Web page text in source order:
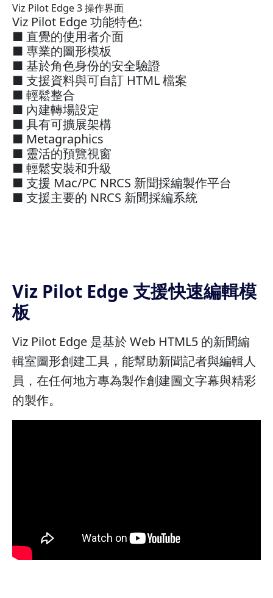
Viz Pilot Edge 3 操作界面
Viz Pilot Edge 功能特色:
■ 直覺的使用者介面
■ 專業的圖形模板
■ 基於角色身份的安全驗證
■ 支援資料與可自訂 HTML 檔案
■ 輕鬆整合
■ 內建轉場設定
■ 具有可擴展架構
■ Metagraphics
■ 靈活的預覽視窗
■ 輕鬆安裝和升級
■ 支援 Mac/PC NRCS 新聞採編製作平台
■ 支援主要的 NRCS 新聞採編系統
Viz Pilot Edge 支援快速編輯模
板
Viz Pilot Edge 是基於 Web HTML5 的新聞編
輯室圖形創建工具，能幫助新聞記者與編輯人
員，在任何地方專為製作創建圖文字幕與精彩
的製作。